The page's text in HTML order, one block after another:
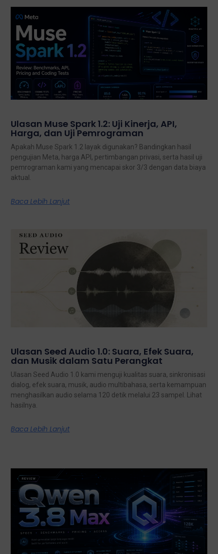
Ulasan Muse Spark 1.2: Uji Kinerja, API,
Harga, dan Uji Pemrograman
Apakah Muse Spark 1.2 layak digunakan? Bandingkan hasil
pengujian Meta, harga API, pertimbangan privasi, serta hasil uji
pemrograman kami yang mencapai skor 3/3 dengan data biaya
aktual.
Baca Lebih Lanjut
Ulasan Seed Audio 1.0: Suara, Efek Suara,
dan Musik dalam Satu Perangkat
Ulasan Seed Audio 1.0 kami menguji kualitas suara, sinkronisasi
dialog, efek suara, musik, audio multibahasa, serta kemampuan
menghasilkan audio selama 120 detik melalui 23 sampel. Lihat
hasilnya.
Baca Lebih Lanjut